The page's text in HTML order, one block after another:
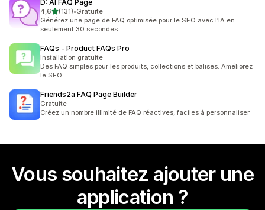
D: AI FAQ Page
4,6étoile(s) sur 5
(131)
131 avis au total
•Gratuite
Générez une page de FAQ optimisée pour le SEO avec l’IA en
seulement 30 secondes.
FAQs ‑ Product FAQs Pro
Installation gratuite
Des FAQ simples pour les produits, collections et balises. Améliorez
le SEO
Friends2a FAQ Page Builder
Gratuite
Créez un nombre illimité de FAQ réactives, faciles à personnaliser
Vous souhaitez ajouter une
application ?